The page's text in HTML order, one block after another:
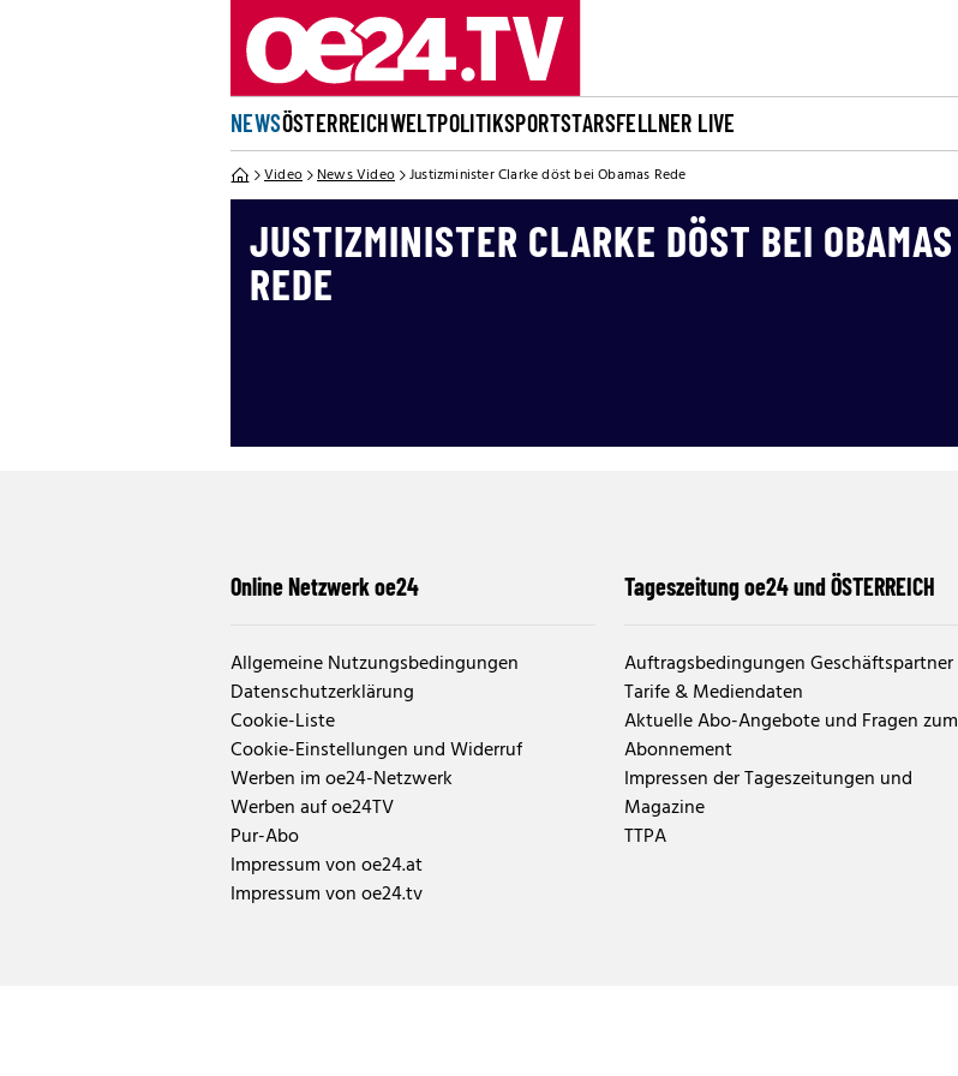
NEWSÖSTERREICHWELTPOLITIKSPORTSTARSFELLNER LIVE
Video News Video Justizminister Clarke döst bei Obamas Rede
JUSTIZMINISTER CLARKE DÖST BEI OBAMAS
REDE
Online Netzwerk oe24
Allgemeine Nutzungsbedingungen
Datenschutzerklärung
Cookie-Liste
Cookie-Einstellungen und Widerruf
Werben im oe24-Netzwerk
Werben auf oe24TV
Pur-Abo
Impressum von oe24.at
Impressum von oe24.tv
Tageszeitung oe24 und ÖSTERREICH
Auftragsbedingungen Geschäftspartner
Tarife & Mediendaten
Aktuelle Abo-Angebote und Fragen zum
Abonnement
Impressen der Tageszeitungen und
Magazine
TTPA